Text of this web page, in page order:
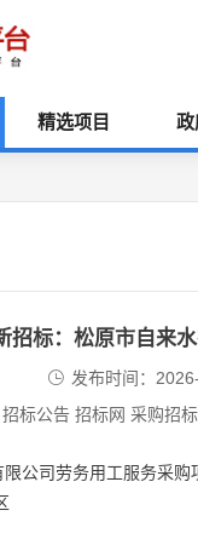
精选项目 政
招标：松原市自来
发布时间：
招标公告 招标网 采购招
公司劳务用工服务采购